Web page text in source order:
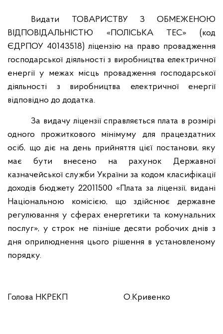
Видати ТОВАРИСТВУ З ОБМЕЖЕНОЮ
ВІДПОВІДАЛЬНІСТЮ «ПОЛІСЬКА ТЕС» (код
ЄДРПОУ 40143518) ліцензію на право провадження
господарської діяльності з виробництва електричної
енергії у межах місць провадження господарської
діяльності з виробництва електричної енергії
відповідно до додатка.
За видачу ліцензії справляється плата в розмірі
одного прожиткового мінімуму для працездатних
осіб, що діє на день прийняття цієї постанови, яку
має бути внесено на рахунок Державної
казначейської служби України за кодом класифікації
доходів бюджету 22011500 «Плата за ліцензії, видані
Національною комісією, що здійснює державне
регулювання у сферах енергетики та комунальних
послуг», у строк не пізніше десяти робочих днів з
дня оприлюднення цього рішення в установленому
порядку.
Голова НКРЕКП О.Кривенко